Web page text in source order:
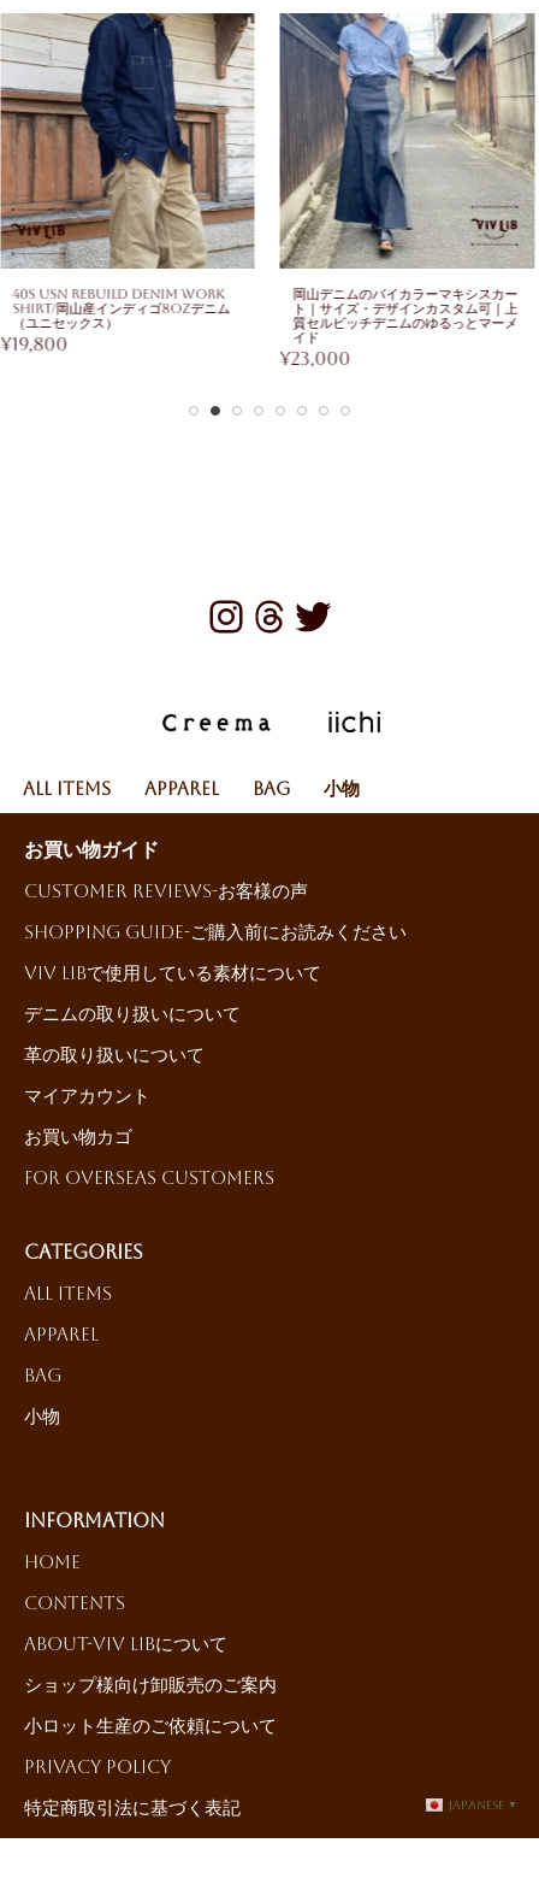
40s USN Rebuild Denim Work
Shirt/岡山産インディゴ8ozデニム
（ユニセックス）
¥19,800
岡山デニムのバイカラーマキシスカー
ト｜サイズ・デザインカスタム可｜上
質セルビッチデニムのゆるっとマーメ
イド
¥23,000
All Items Apparel Bag 小物
お買い物ガイド
Customer reviews-お客様の声
Shopping Guide-ご購入前にお読みください
ViV LiBで使用している素材について
デニムの取り扱いについて
革の取り扱いについて
マイアカウント
お買い物カゴ
For Overseas Customers
Categories
All Items
Apparel
Bag
小物
Information
HOME
Contents
About-ViV LiBについて
ショップ様向け卸販売のご案内
小ロット生産のご依頼について
Privacy Policy
特定商取引法に基づく表記
Japanese ▼